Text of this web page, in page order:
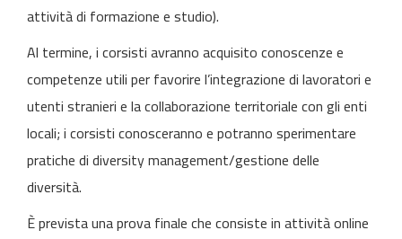
attività di formazione e studio).
Al termine, i corsisti avranno acquisito conoscenze e
competenze utili per favorire l’integrazione di lavoratori e
utenti stranieri e la collaborazione territoriale con gli enti
locali; i corsisti conosceranno e potranno sperimentare
pratiche di diversity management/gestione delle
diversità.
È prevista una prova finale che consiste in attività online